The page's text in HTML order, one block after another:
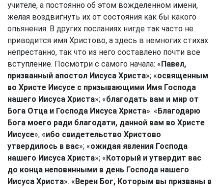
учителе, а постоянно об этом вожделенном имени,
желая воздвигнуть их от состояния как бы какого
опьянения. В других посланиях нигде так часто не
приводится имя Христово, а здесь в немногих стихах
непрестанно, так что из него составлено почти все
вступление. Посмотри с самого начала: «Павел,
призванный апостол Иисуса Христа»; «освященным
во Христе Иисусе с призывающими Имя Господа
нашего Иисуса Христа»; «благодать вам и мир от
Бога Отца и Господа Иисуса Христа». «Благодарю
Бога моего ради благодати, данной вам во Христе
Иисусе»; «ибо свидетельство Христово
утвердилось в вас»; «ожидая явления Господа
нашего Иисуса Христа»; «Который и утвердит вас
до конца неповинными в день Господа нашего
Иисуса Христа». «Верен Бог, Которым вы призваны в